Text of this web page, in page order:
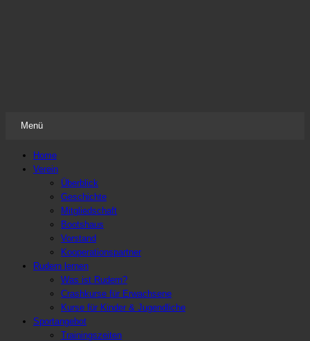
Menü
Inhalt
springen
Home
Verein
Überblick
Geschichte
Mitgliedschaft
Bootshaus
Vorstand
Kooperationspartner
Rudern lernen
Was ist Rudern?
Crashkurse für Erwachsene
Kurse für Kinder & Jugendliche
Sportangebot
Trainingszeiten